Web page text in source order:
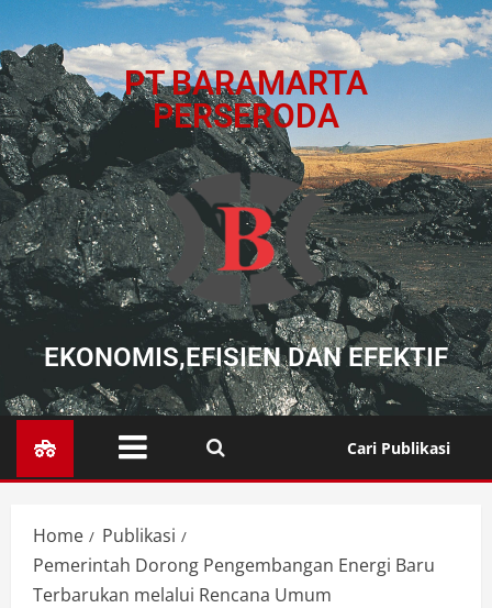
PT BARAMARTA
PERSERODA
EKONOMIS,EFISIEN DAN EFEKTIF
Cari Publikasi
Home
Publikasi
Pemerintah Dorong Pengembangan Energi Baru
Terbarukan melalui Rencana Umum